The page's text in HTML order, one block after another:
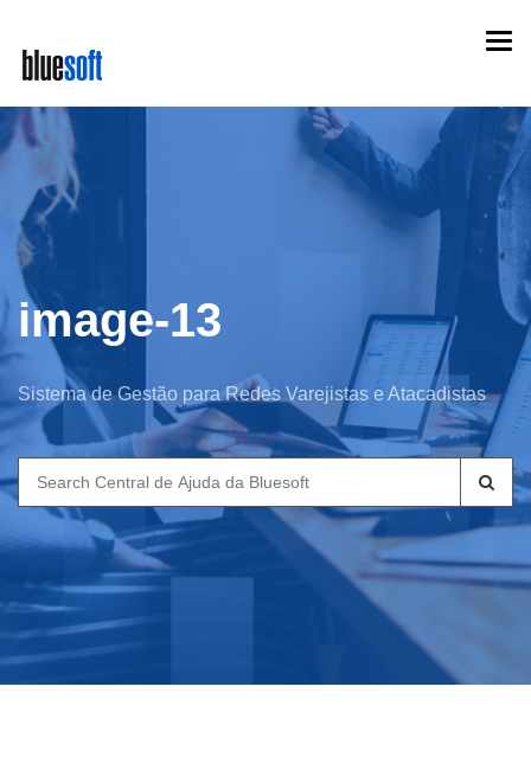
main
content
image-13
Sistema de Gestão para Redes Varejistas e Atacadistas
Search
for: